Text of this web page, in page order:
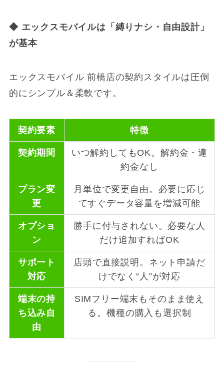
◆ エックスモバイルは「縛りナシ・自由設計」
が基本
エックスモバイル 前橋店の契約スタイルは圧倒
的にシンプル＆柔軟です。
契約要素 特徴
契約期間
いつ解約してもOK。解約金・違
約金なし
プラン変
更
月単位で変更自由。必要に応じ
てすぐデータ容量を増減可能
オプショ
ン
勝手に付与されない。必要な人
だけ追加すればOK
サポート
対応
店頭で直接説明。ネット申請だ
けでなく“人”が対応
端末の持
ち込み自
由
SIMフリー端末もそのまま使え
る。機種の購入も選択制